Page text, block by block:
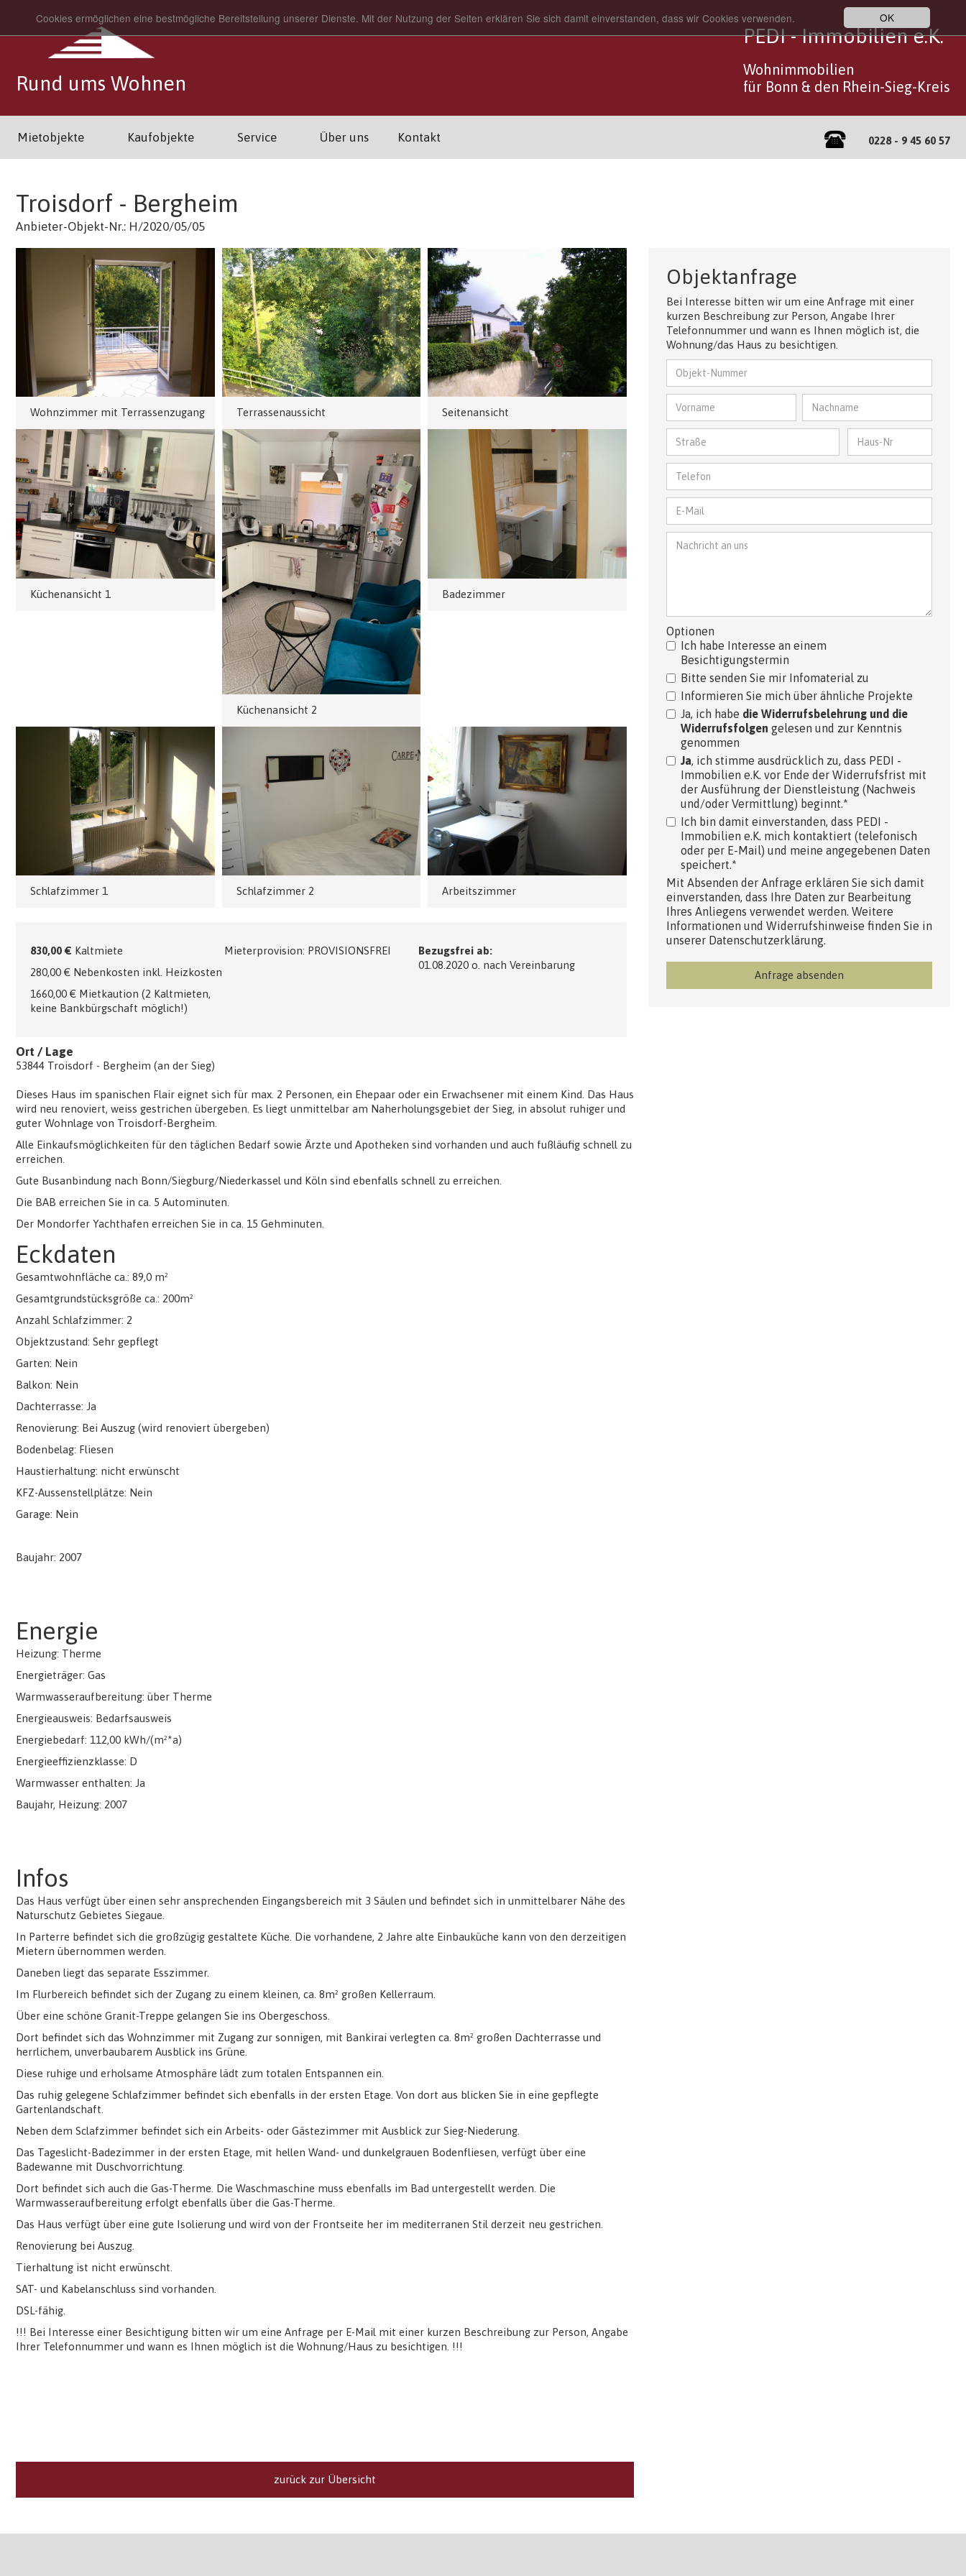
OK
Cookies ermöglichen eine bestmögliche Bereitstellung unserer Dienste. Mit der Nutzung der Seiten erklären Sie sich damit einverstanden, dass wir Cookies verwenden.
Rund ums Wohnen
PEDI - Immobilien e.K.
Wohnimmobilien
für Bonn & den Rhein-Sieg-Kreis
Mietobjekte Kaufobjekte Service Über uns Kontakt 0228 - 9 45 60 57
Troisdorf - Bergheim
Anbieter-Objekt-Nr.: H/2020/05/05
Wohnzimmer mit Terrassenzugang Terrassenaussicht Seitenansicht
Küchenansicht 1
Küchenansicht 2
Badezimmer
Schlafzimmer 1 Schlafzimmer 2 Arbeitszimmer
830,00 € Kaltmiete
280,00 € Nebenkosten inkl. Heizkosten
1660,00 € Mietkaution (2 Kaltmieten,
keine Bankbürgschaft möglich!)
Mieterprovision: PROVISIONSFREI
Bezugsfrei ab:
01.08.2020 o. nach Vereinbarung
Ort / Lage
53844 Troisdorf - Bergheim (an der Sieg)
Dieses Haus im spanischen Flair eignet sich für max. 2 Personen, ein Ehepaar oder ein Erwachsener mit einem Kind. Das Haus
wird neu renoviert, weiss gestrichen übergeben. Es liegt unmittelbar am Naherholungsgebiet der Sieg, in absolut ruhiger und
guter Wohnlage von Troisdorf-Bergheim.
Alle Einkaufsmöglichkeiten für den täglichen Bedarf sowie Ärzte und Apotheken sind vorhanden und auch fußläufig schnell zu
erreichen.
Gute Busanbindung nach Bonn/Siegburg/Niederkassel und Köln sind ebenfalls schnell zu erreichen.
Die BAB erreichen Sie in ca. 5 Autominuten.
Der Mondorfer Yachthafen erreichen Sie in ca. 15 Gehminuten.
Eckdaten
Gesamtwohnfläche ca.: 89,0 m²
Gesamtgrundstücksgröße ca.: 200m²
Anzahl Schlafzimmer: 2
Objektzustand: Sehr gepflegt
Garten: Nein
Balkon: Nein
Dachterrasse: Ja
Renovierung: Bei Auszug (wird renoviert übergeben)
Bodenbelag: Fliesen
Haustierhaltung: nicht erwünscht
KFZ-Aussenstellplätze: Nein
Garage: Nein
Baujahr: 2007
Energie
Heizung: Therme
Energieträger: Gas
Warmwasseraufbereitung: über Therme
Energieausweis: Bedarfsausweis
Energiebedarf: 112,00 kWh/(m²*a)
Energieeffizienzklasse: D
Warmwasser enthalten: Ja
Baujahr, Heizung: 2007
Infos
Das Haus verfügt über einen sehr ansprechenden Eingangsbereich mit 3 Säulen und befindet sich in unmittelbarer Nähe des
Naturschutz Gebietes Siegaue.
In Parterre befindet sich die großzügig gestaltete Küche. Die vorhandene, 2 Jahre alte Einbauküche kann von den derzeitigen
Mietern übernommen werden.
Daneben liegt das separate Esszimmer.
Im Flurbereich befindet sich der Zugang zu einem kleinen, ca. 8m² großen Kellerraum.
Über eine schöne Granit-Treppe gelangen Sie ins Obergeschoss.
Dort befindet sich das Wohnzimmer mit Zugang zur sonnigen, mit Bankirai verlegten ca. 8m² großen Dachterrasse und
herrlichem, unverbaubarem Ausblick ins Grüne.
Diese ruhige und erholsame Atmosphäre lädt zum totalen Entspannen ein.
Das ruhig gelegene Schlafzimmer befindet sich ebenfalls in der ersten Etage. Von dort aus blicken Sie in eine gepflegte
Gartenlandschaft.
Neben dem Sclafzimmer befindet sich ein Arbeits- oder Gästezimmer mit Ausblick zur Sieg-Niederung.
Das Tageslicht-Badezimmer in der ersten Etage, mit hellen Wand- und dunkelgrauen Bodenfliesen, verfügt über eine
Badewanne mit Duschvorrichtung.
Dort befindet sich auch die Gas-Therme. Die Waschmaschine muss ebenfalls im Bad untergestellt werden. Die
Warmwasseraufbereitung erfolgt ebenfalls über die Gas-Therme.
Das Haus verfügt über eine gute Isolierung und wird von der Frontseite her im mediterranen Stil derzeit neu gestrichen.
Renovierung bei Auszug.
Tierhaltung ist nicht erwünscht.
SAT- und Kabelanschluss sind vorhanden.
DSL-fähig.
!!! Bei Interesse einer Besichtigung bitten wir um eine Anfrage per E-Mail mit einer kurzen Beschreibung zur Person, Angabe
Ihrer Telefonnummer und wann es Ihnen möglich ist die Wohnung/Haus zu besichtigen. !!!
zurück zur Übersicht
Objektanfrage
Bei Interesse bitten wir um eine Anfrage mit einer
kurzen Beschreibung zur Person, Angabe Ihrer
Telefonnummer und wann es Ihnen möglich ist, die
Wohnung/das Haus zu besichtigen.
Optionen
Ich habe Interesse an einem
Besichtigungstermin
Bitte senden Sie mir Infomaterial zu
Informieren Sie mich über ähnliche Projekte
Ja, ich habe die Widerrufsbelehrung und die
Widerrufsfolgen gelesen und zur Kenntnis
genommen
Ja, ich stimme ausdrücklich zu, dass PEDI -
Immobilien e.K. vor Ende der Widerrufsfrist mit
der Ausführung der Dienstleistung (Nachweis
und/oder Vermittlung) beginnt.*
Ich bin damit einverstanden, dass PEDI -
Immobilien e.K. mich kontaktiert (telefonisch
oder per E-Mail) und meine angegebenen Daten
speichert.*
Mit Absenden der Anfrage erklären Sie sich damit
einverstanden, dass Ihre Daten zur Bearbeitung
Ihres Anliegens verwendet werden. Weitere
Informationen und Widerrufshinweise finden Sie in
unserer Datenschutzerklärung.